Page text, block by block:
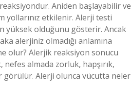
Aniden başlayabilir ve
etkilenir. Alerji testi
yüksek olduğunu gösterir. Ancak
alerjiniz olmadığı anlamına
olur? Alerjik reaksiyon sonucu
nefes almada zorluk, hapşırık,
görülür. Alerji olunca vücutta neler